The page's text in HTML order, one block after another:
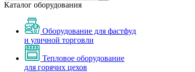
Каталог оборудования
Оборудование для фастфуд
и уличной торговли
Тепловое оборудование
для горячих цехов